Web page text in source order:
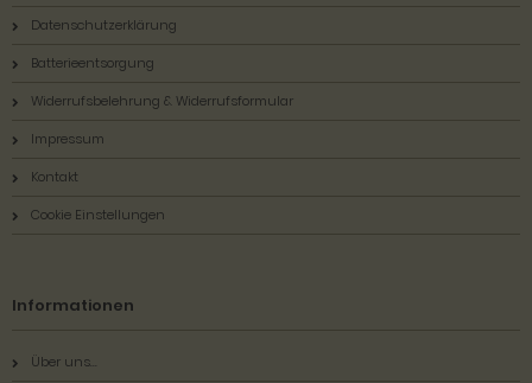
Datenschutzerklärung
Batterieentsorgung
Widerrufsbelehrung & Widerrufsformular
Impressum
Kontakt
Cookie Einstellungen
Informationen
Über uns...